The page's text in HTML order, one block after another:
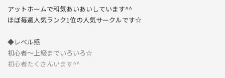
アットホームで和気あいあいしています^^
ほぼ毎週人気ランク1位の人気サークルです☆
◆レベル感
初心者～上級までいろいろ☆
初心者たくさんいます^^